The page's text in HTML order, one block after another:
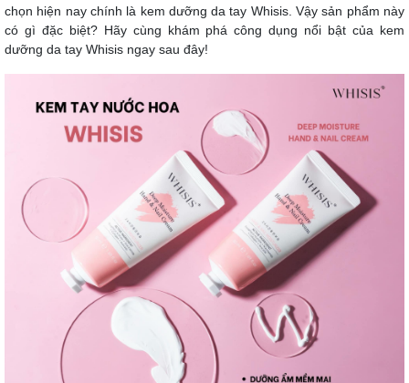
chọn hiện nay chính là kem dưỡng da tay Whisis. Vậy sản phẩm này
có gì đặc biệt? Hãy cùng khám phá công dụng nổi bật của kem
dưỡng da tay Whisis ngay sau đây!